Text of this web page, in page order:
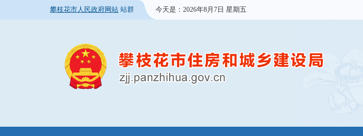
攀枝花市人民政府网站 站群 今天是： 2026年8月7日 星期五